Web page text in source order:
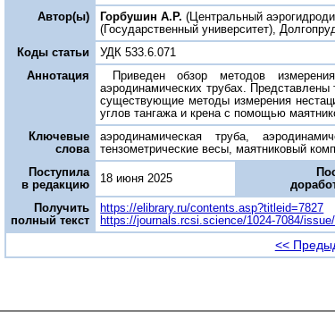
Автор(ы) Горбушин А.Р. (Центральный
(Государственный университет),
Коды статьи
УДК 533.6.071
Аннотация
Приведен обзор методов
аэродинамических трубах.
существующие методы измерения
углов тангажа и крена с помощью
Ключевые
слова
аэродинамическая труба,
тензометрические весы, маятниковый
Поступила
в редакцию
18 июня 2025
Получить
полный текст
https://elibrary.ru/contents.asp?titleid=7827
https://journals.rcsi.science/1024-7084/
<<